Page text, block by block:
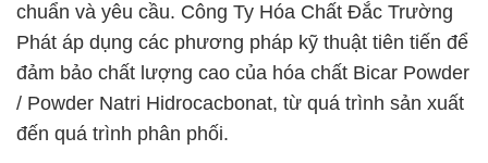
chuẩn và yêu cầu. Công Ty Hóa Chất Đắc Trường
Phát áp dụng các phương pháp kỹ thuật tiên tiến để
đảm bảo chất lượng cao của hóa chất Bicar Powder
/ Powder Natri Hidrocacbonat, từ quá trình sản xuất
đến quá trình phân phối.